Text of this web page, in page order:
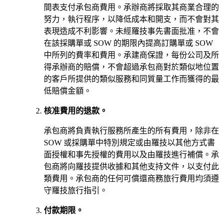
間表支付承包商費用。承辦商將採取其商業合理的
努力，執行程序，以降低成本和開支，而不會對其
表現造成不利影響。未經羅技事先書面批准，不會
在該採購單或 SOW 的期限內提高訂購單或 SOW
中所列的費率和費用。承建商保證，每份公司及所
得承辦商的賠償，不會超過承包商對於類似地位置
的客戶所提供的類似服務和同質量工作而獲得的最
低賠償金額。
核准費用的退款。
承包商將負責執行服務所產生的所有費用，除非在
SOW 或採購單中特別規定或由羅技以其他方式書
面授權和事先授權的費用以及由羅技進行補償。承
包商將向羅技提供收據和其他支持文件，以支付此
類費用。承包商的任何可償還商務旅行費用均須遵
守羅技旅行指引。
付款期限。